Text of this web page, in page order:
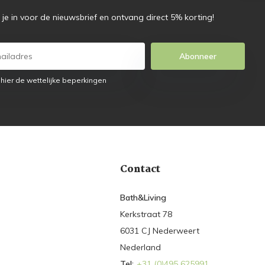
je in voor de nieuwsbrief en ontvang direct 5% korting!
Abonneer
de wettelijke beperkingen
Contact
Bath&Living
Kerkstraat 78
6031 CJ Nederweert
Nederland